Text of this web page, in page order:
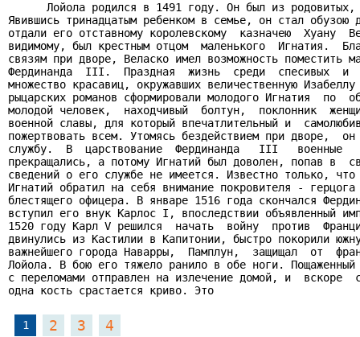
Лойола родился в 1491 году. Он был из
Явившись тринадцатым ребенком в семье, он стал
отдали его отставному королевскому  казначею  Хуану
видимому, был крестным отцом  маленького  Игнатия.
связям при дворе, Веласко имел возможность поместить
Фердинанда  III.  Праздная  жизнь  среди  спесивых  и
множество красавиц, окружавших величественную
рыцарских романов сформировали молодого Игнатия  по
молодой человек,  находчивый  болтун,  поклонник
военной славы, для который впечатлительный и
пожертвовать всем. Утомясь бездействием при дворе,
службу.  В  царствование  Фердинанда   III   военные
прекращались, а потому Игнатий был доволен, попав в
сведений о его службе не имеется. Известно только,
Игнатий обратил на себя внимание покровителя -
блестящего офицера. В январе 1516 года скончался
вступил его внук Карлос I, впоследствии объявленный
1520 году Карл V решился  начать  войну  против
двинулись из Кастилии в Капитонии, быстро покорили
важнейшего города Наварры,  Памплун,  защищал  от
Лойола. В бою его тяжело ранило в обе ноги.
с переломами отправлен на излечение домой, и  вскоре
одна кость срастается криво. Это
1 2 3 4